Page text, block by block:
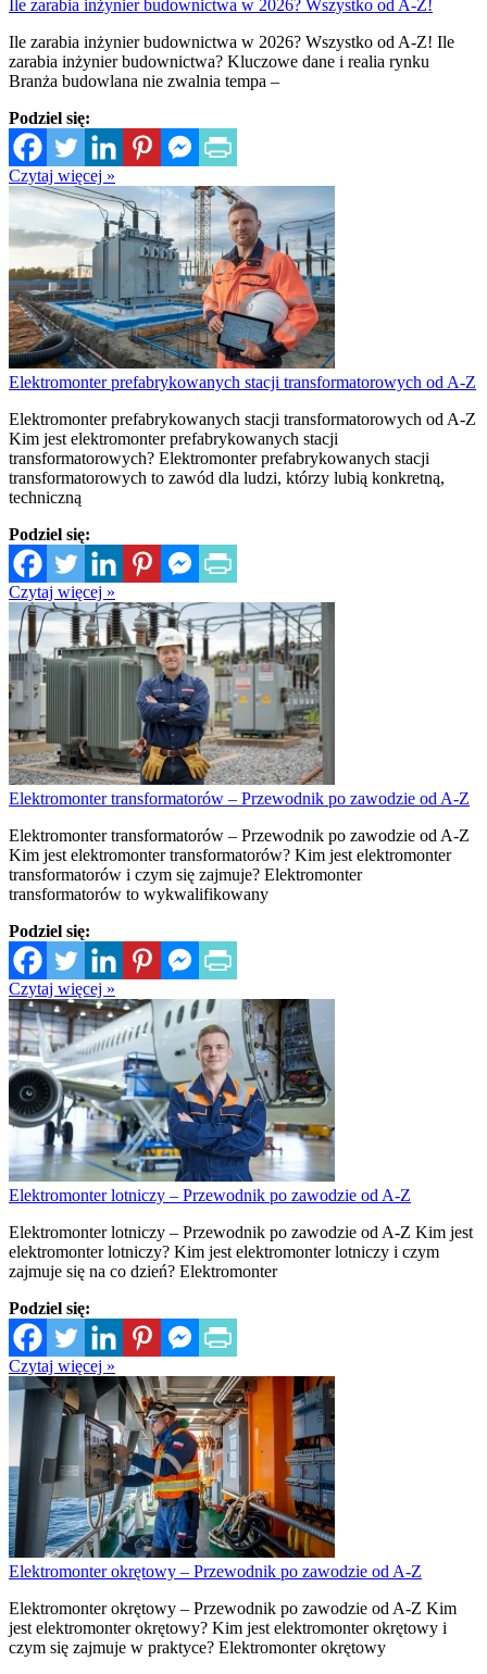
Ile zarabia inżynier budownictwa w 2026? Wszystko od A-Z!
Ile zarabia inżynier budownictwa w 2026? Wszystko od A-Z! Ile
zarabia inżynier budownictwa? Kluczowe dane i realia rynku
Branża budowlana nie zwalnia tempa –
Podziel się:
Czytaj więcej »
Elektromonter prefabrykowanych stacji transformatorowych od A-Z
Elektromonter prefabrykowanych stacji transformatorowych od A-Z
Kim jest elektromonter prefabrykowanych stacji
transformatorowych? Elektromonter prefabrykowanych stacji
transformatorowych to zawód dla ludzi, którzy lubią konkretną,
techniczną
Podziel się:
Czytaj więcej »
Elektromonter transformatorów – Przewodnik po zawodzie od A-Z
Elektromonter transformatorów – Przewodnik po zawodzie od A-Z
Kim jest elektromonter transformatorów? Kim jest elektromonter
transformatorów i czym się zajmuje? Elektromonter
transformatorów to wykwalifikowany
Podziel się:
Czytaj więcej »
Elektromonter lotniczy – Przewodnik po zawodzie od A-Z
Elektromonter lotniczy – Przewodnik po zawodzie od A-Z Kim jest
elektromonter lotniczy? Kim jest elektromonter lotniczy i czym
zajmuje się na co dzień? Elektromonter
Podziel się:
Czytaj więcej »
Elektromonter okrętowy – Przewodnik po zawodzie od A-Z
Elektromonter okrętowy – Przewodnik po zawodzie od A-Z Kim
jest elektromonter okrętowy? Kim jest elektromonter okrętowy i
czym się zajmuje w praktyce? Elektromonter okrętowy